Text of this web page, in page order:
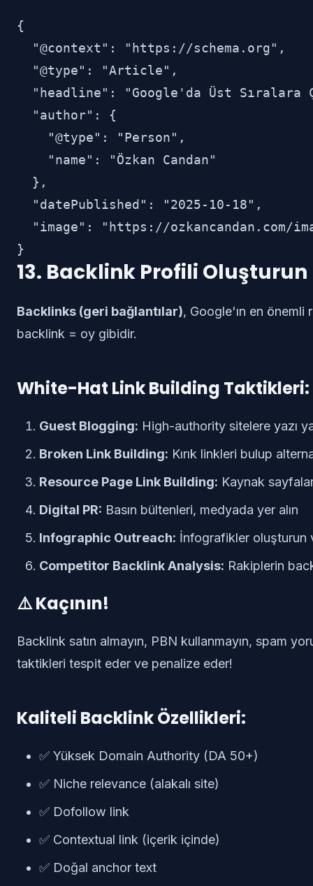
{
  "@context": "https://schema.org",
  "@type": "Article",
"headline": "Google'da Üst Sıralara
  "author": {
    "@type": "Person",
    "name": "Özkan Candan"
  },
  "datePublished": "2025-10-18",
"image": "https://ozkancandan.com/
}
13. Backlink Profili Oluşturun
Backlinks (geri bağlantılar), Google'ın en
backlink = oy gibidir.
White-Hat Link Building Taktikleri:
Guest Blogging: High-authority sitelere yazı
Broken Link Building: Kırık linkleri bulup
Resource Page Link Building: Kaynak
Digital PR: Basın bültenleri, medyada yer alın
Infographic Outreach: İnfografikler oluşturun
Competitor Backlink Analysis: Rakiplerin
⚠️ Kaçının!
Backlink satın almayın, PBN kullanmayın, spam
taktikleri tespit eder ve penalize eder!
Kaliteli Backlink Özellikleri:
✅ Yüksek Domain Authority (DA 50+)
✅ Niche relevance (alakalı site)
✅ Dofollow link
✅ Contextual link (içerik içinde)
✅ Doğal anchor text